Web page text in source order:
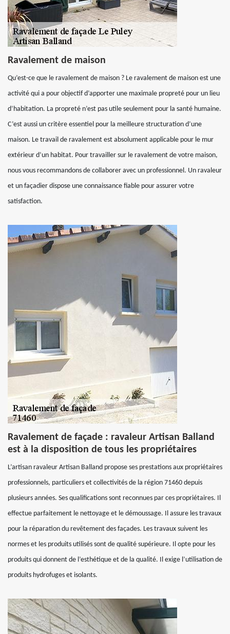
Ravalement de maison
Qu’est-ce que le ravalement de maison ? Le ravalement de maison est une
activité qui a pour objectif d’apporter une maximale propreté pour un lieu
d’habitation. La propreté n’est pas utile seulement pour la santé humaine.
C’est aussi un critère essentiel pour la meilleure structuration d’une
maison. Le travail de ravalement est absolument applicable pour le mur
extérieur d’un habitat. Pour travailler sur le ravalement de votre maison,
nous vous recommandons de collaborer avec un professionnel. Un ravaleur
et un façadier dispose une connaissance fiable pour assurer votre
satisfaction.
Ravalement de façade : ravaleur Artisan Balland
est à la disposition de tous les propriétaires
L’artisan ravaleur Artisan Balland propose ses prestations aux propriétaires
professionnels, particuliers et collectivités de la région 71460 depuis
plusieurs années. Ses qualifications sont reconnues par ces propriétaires. Il
effectue parfaitement le nettoyage et le démoussage. Il assure les travaux
pour la réparation du revêtement des façades. Les travaux suivent les
normes et les produits utilisés sont de qualité supérieure. Il opte pour les
produits qui donnent de l’esthétique et de la qualité. Il exige l’utilisation de
produits hydrofuges et isolants.